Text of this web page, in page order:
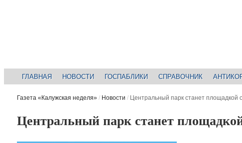
ГЛАВНАЯ НОВОСТИ ГОСПАБЛИКИ СПРАВОЧНИК
Газета «Калужская неделя» / Новости / Центральный парк станет площадкой
Центральный парк станет